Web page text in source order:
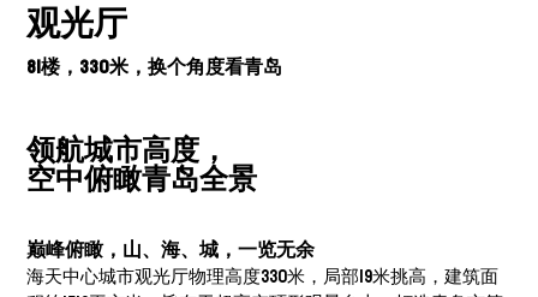
观光厅
81楼，330米，换个角度看青岛
领航城市高度，
空中俯瞰青岛全景
巅峰俯瞰，山、海、城，一览无余
海天中心城市观光厅物理高度330米，局部19米挑高，建筑面